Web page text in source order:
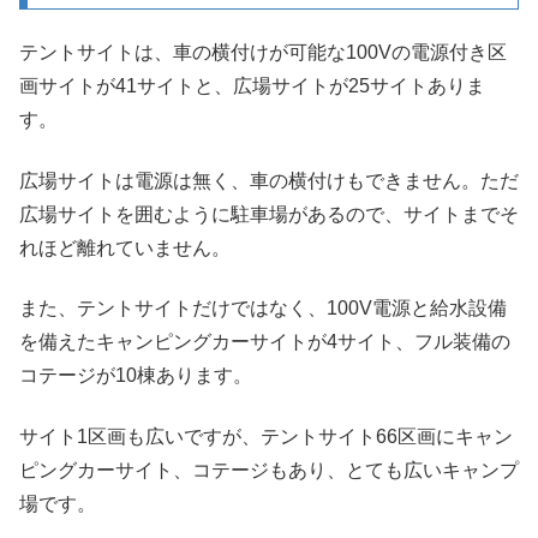
テントサイトは、車の横付けが可能な100Vの電源付き区
画サイトが41サイトと、広場サイトが25サイトありま
す。
広場サイトは電源は無く、車の横付けもできません。ただ
広場サイトを囲むように駐車場があるので、サイトまでそ
れほど離れていません。
また、テントサイトだけではなく、100V電源と給水設備
を備えたキャンピングカーサイトが4サイト、フル装備の
コテージが10棟あります。
サイト1区画も広いですが、テントサイト66区画にキャン
ピングカーサイト、コテージもあり、とても広いキャンプ
場です。